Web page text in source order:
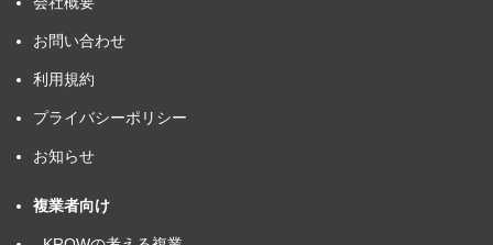
お問い合わせ
利用規約
プライバシーポリシー
お知らせ
複業者向け